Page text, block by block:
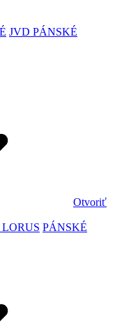
JVD PÁNSKÉ
Otvoriť
PÁNSKÉ